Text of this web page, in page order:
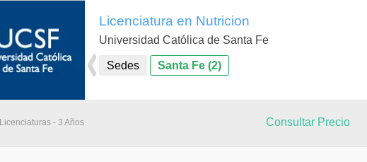
Licenciatura en Nutricion
Universidad Católica de Santa Fe
Sedes Santa Fe (2)
Licenciaturas - 3 Años Consultar Precio